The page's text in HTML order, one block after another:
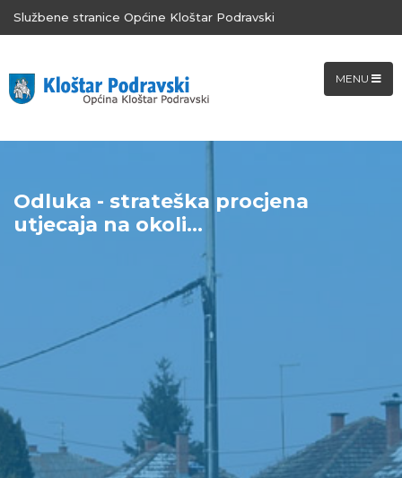
Službene stranice Općine Kloštar Podravski
MENU
Odluka - strateška procjena
utjecaja na okoli...